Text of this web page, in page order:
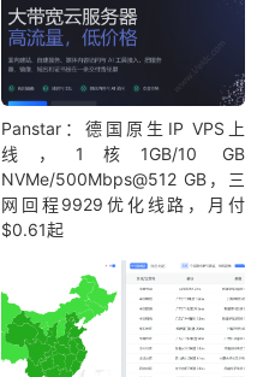
Panstar：德国原生IP VPS上
线，1核1GB/10 GB
NVMe/500Mbps@512 GB，三
网回程9929优化线路，月付
$0.61起